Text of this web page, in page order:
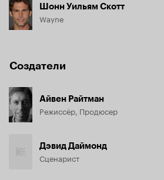
Шонн Уильям Скотт
Wayne
Создатели
Айвен Райтман
Режиссёр, Продюсер
Дэвид Даймонд
Сценарист